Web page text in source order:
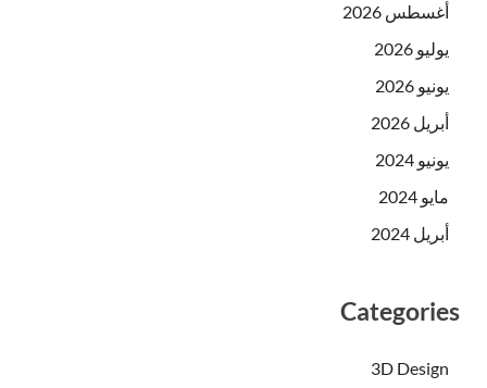
أغسطس 2026
يوليو 2026
يونيو 2026
أبريل 2026
يونيو 2024
مايو 2024
أبريل 2024
Categories
3D Design